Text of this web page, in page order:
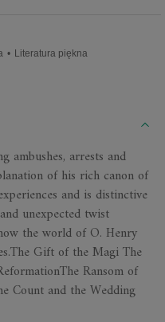
• Literatura piękna
ambushes, arrests and
of his rich canon of
and is distinctive
unexpected twist
the world of O. Henry
Gift of the Magi The
Ransom of
Count and the Wedding